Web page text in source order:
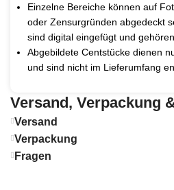
Einzelne Bereiche können auf
oder Zensurgründen abgedeckt
sind digital eingefügt und
Abgebildete Centstücke dienen
und sind nicht im Lieferumfang
Versand, Verpackung
Versand
Verpackung
Fragen